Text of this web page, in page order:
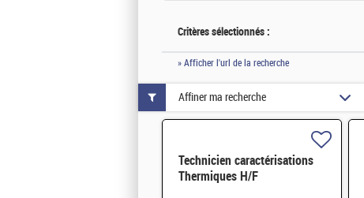
Critères sélectionnés :
» Afficher l'url de la recherche
Technicien caractérisations
Thermiques H/F
Affiner ma recherche